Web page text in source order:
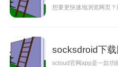
想要更快速地浏览网页
socksdroid下载
scloud官网app是一款功